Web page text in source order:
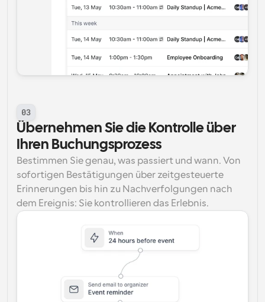
03
Übernehmen Sie die Kontrolle über
Ihren Buchungsprozess
Bestimmen Sie genau, was passiert und wann. Von
sofortigen Bestätigungen über zeitgesteuerte
Erinnerungen bis hin zu Nachverfolgungen nach
dem Ereignis: Sie kontrollieren das Erlebnis.